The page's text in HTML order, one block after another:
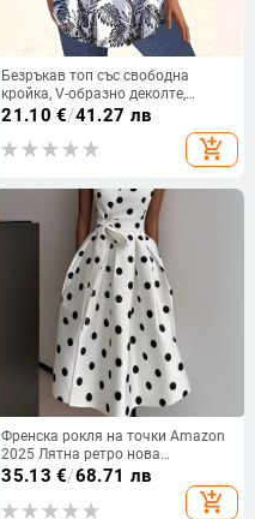
Безръкав топ със свободна
кройка, V-образно деколте,
флорален принт, полиестер-
спандекс смес, дигитален печат
21.10 €/41.27 лв
add_shopping_cart
Френска рокля на точки Amazon
2025 Лятна ретро нова
темпераментна талия Тънка
35.13 €/68.71 лв
add_shopping_cart